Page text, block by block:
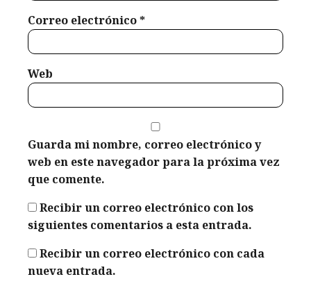
Correo electrónico*
Web
Guarda mi nombre, correo electrónico y
web en este navegador para la próxima vez
que comente.
Recibir un correo electrónico con los
siguientes comentarios a esta entrada.
Recibir un correo electrónico con cada
nueva entrada.